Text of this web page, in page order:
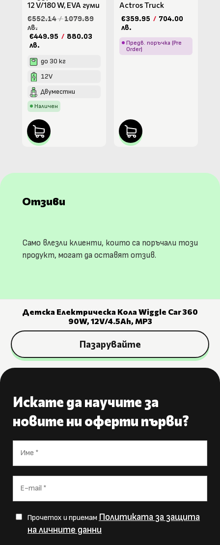
12 V/180 W, ЕVA гуми
€552.14/1079.89
лв.
€449.95 / 880.03
лв.
до 30 кг
12V
Двуместни
Наличен
Actros Truck
€359.95 / 704.00
лв.
Предв. поръчка (Pre
Order)
Отзиви
Само влезли клиенти, които са поръчали този
продукт, могат да оставят отзив.
Детска Електрическа Кола Wiggle Car 360
90W, 12V/4.5Ah, MP3
Пазарувайте
Искате да научите за
новите ни оферти първи?
Прочетох и приемам Политиката за защита
на личните данни